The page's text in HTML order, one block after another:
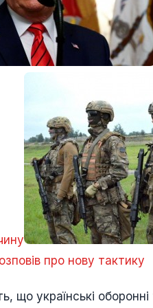
про нову тактику
українські оборонні